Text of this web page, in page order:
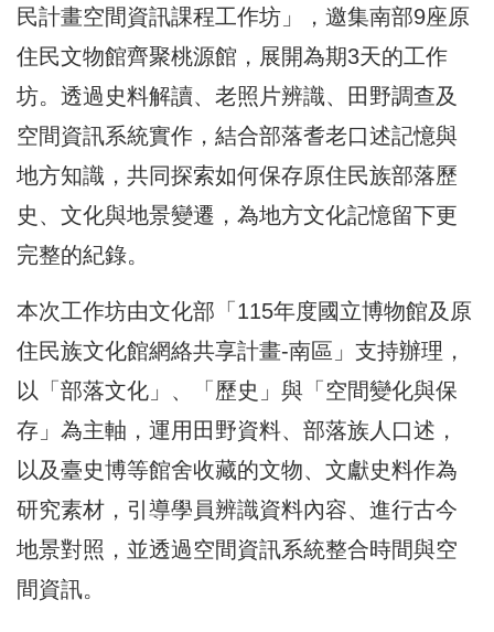
民計畫空間資訊課程工作坊」，邀集南部9座原
住民文物館齊聚桃源館，展開為期3天的工作
坊。透過史料解讀、老照片辨識、田野調查及
空間資訊系統實作，結合部落耆老口述記憶與
地方知識，共同探索如何保存原住民族部落歷
史、文化與地景變遷，為地方文化記憶留下更
完整的紀錄。
本次工作坊由文化部「115年度國立博物館及原
住民族文化館網絡共享計畫-南區」支持辦理，
以「部落文化」、「歷史」與「空間變化與保
存」為主軸，運用田野資料、部落族人口述，
以及臺史博等館舍收藏的文物、文獻史料作為
研究素材，引導學員辨識資料內容、進行古今
地景對照，並透過空間資訊系統整合時間與空
間資訊。